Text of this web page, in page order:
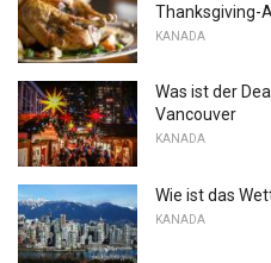
Thanksgiving-
KANADA
Was ist der
Vancouver
KANADA
Wie ist das
KANADA